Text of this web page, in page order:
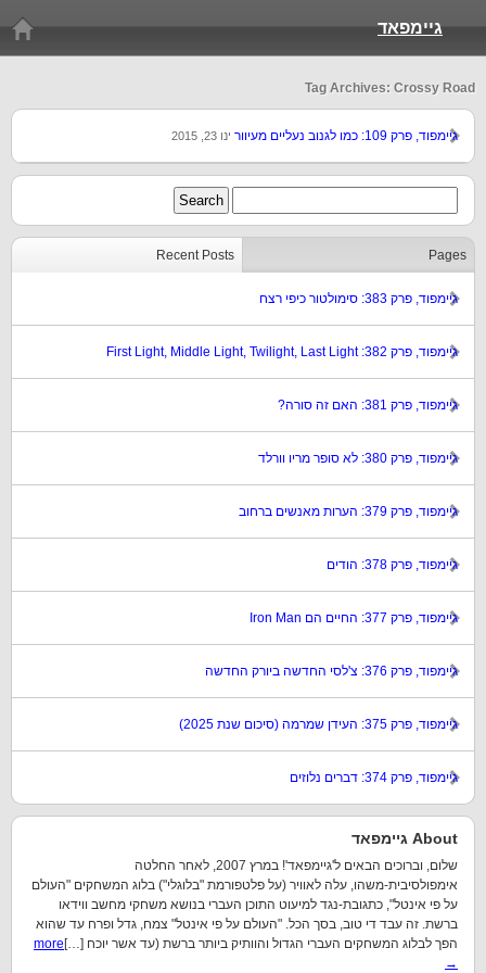
גיימפאד
Tag Archives: Crossy Road
גיימפוד, פרק 109: כמו לגנוב נעליים מעיוור ינו 23, 2015
Recent Posts Pages
גיימפוד, פרק 383: סימולטור כיפי רצח
גיימפוד, פרק 382: First Light, Middle Light, Twilight, Last Light
גיימפוד, פרק 381: האם זה סורה?
גיימפוד, פרק 380: לא סופר מריו וורלד
גיימפוד, פרק 379: הערות מאנשים ברחוב
גיימפוד, פרק 378: הודים
גיימפוד, פרק 377: החיים הם Iron Man
גיימפוד, פרק 376: צ'לסי החדשה ביורק החדשה
גיימפוד, פרק 375: העידן שמרמה (סיכום שנת 2025)
גיימפוד, פרק 374: דברים נלוזים
About גיימפאד
שלום, וברוכים הבאים ל'גיימפאד'! במרץ 2007, לאחר החלטה
אימפולסיבית-משהו, עלה לאוויר (על פלטפורמת "בלוגלי") בלוג המשחקים "העולם
על פי אינטל", כתגובת-נגד למיעוט התוכן העברי בנושא משחקי מחשב ווידאו
ברשת. זה עבד די טוב, בסך הכל. "העולם על פי אינטל" צמח, גדל ופרח עד שהוא
הפך לבלוג המשחקים העברי הגדול והוותיק ביותר ברשת (עד אשר יוכח […] more
→